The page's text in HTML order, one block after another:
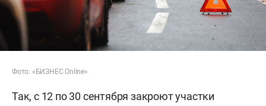
Фото: «БИЗНЕС Online»
Так, с 12 по 30 сентября закроют участки